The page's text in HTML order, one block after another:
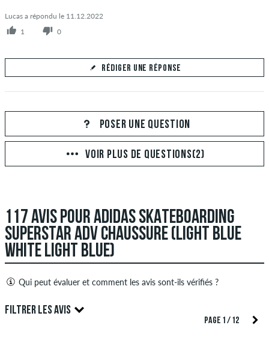
Lucas a répondu le 11.12.2022
1
0
RÉDIGER UNE RÉPONSE
Répondez à la question de Rayan ici
POSER UNE QUESTION
VOIR PLUS DE QUESTIONS(2)
117 AVIS POUR ADIDAS SKATEBOARDING
SUPERSTAR ADV CHAUSSURE (LIGHT BLUE
WHITE LIGHT BLUE)
Qui peut évaluer et comment les avis sont-ils vérifiés ?
Seules les personnes ayant un compte client skatedeluxe
peuvent créer des avis. Ceux-ci seront publiés après notre
FILTRER LES AVIS
PAGE 1 / 12